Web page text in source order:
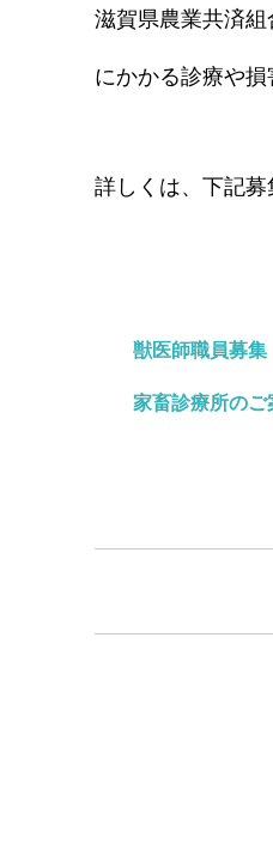
滋賀県農業共済
にかかる診療や損
詳しくは、下記
獣医師職員募集
家畜診療所のご